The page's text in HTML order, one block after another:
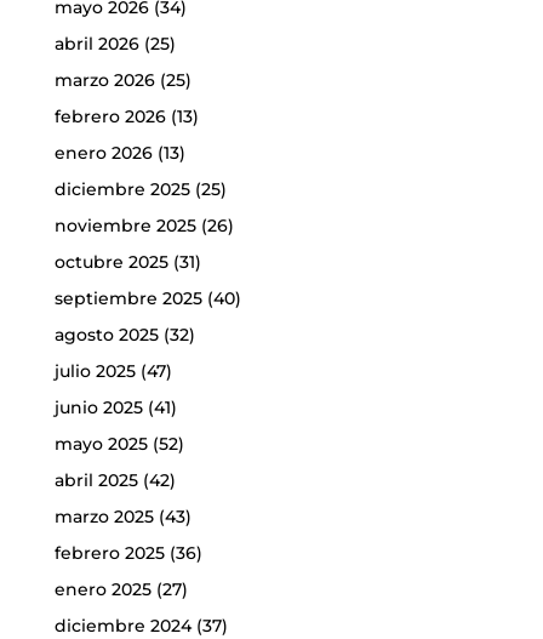
mayo 2026(34)
abril 2026(25)
marzo 2026(25)
febrero 2026(13)
enero 2026(13)
diciembre 2025(25)
noviembre 2025(26)
octubre 2025(31)
septiembre 2025(40)
agosto 2025(32)
julio 2025(47)
junio 2025(41)
mayo 2025(52)
abril 2025(42)
marzo 2025(43)
febrero 2025(36)
enero 2025(27)
diciembre 2024(37)